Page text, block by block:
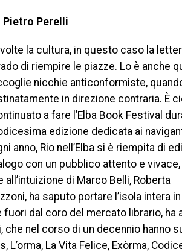
Pietro Perelli
la cultura, in questo caso la
di riempire le piazze. Lo è anche
nicchie anticonformiste,
in direzione contraria. È
a fare l’Elba Book Festival
edizione dedicata ai
anno, Rio nell’Elba si è riempita di
con un pubblico attento e vivace,
di Marco Belli, Roberta
ha saputo portare l’isola intera
dal coro del mercato librario, ha
nel corso di un decennio hanno
La Vita Felice, Exòrma,